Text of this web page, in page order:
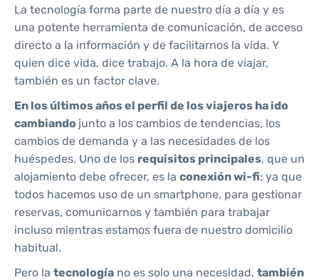
La tecnología forma parte de nuestro día a día y es
una potente herramienta de comunicación, de acceso
directo a la información y de facilitarnos la vida. Y
quien dice vida, dice trabajo. A la hora de viajar,
también es un factor clave.
En los últimos años el perfil de los viajeros ha ido
cambiando junto a los cambios de tendencias, los
cambios de demanda y a las necesidades de los
huéspedes. Uno de los requisitos principales, que un
alojamiento debe ofrecer, es la conexión wi-fi; ya que
todos hacemos uso de un smartphone, para gestionar
reservas, comunicarnos y también para trabajar
incluso mientras estamos fuera de nuestro domicilio
habitual.
Pero la tecnología no es solo una necesidad, también